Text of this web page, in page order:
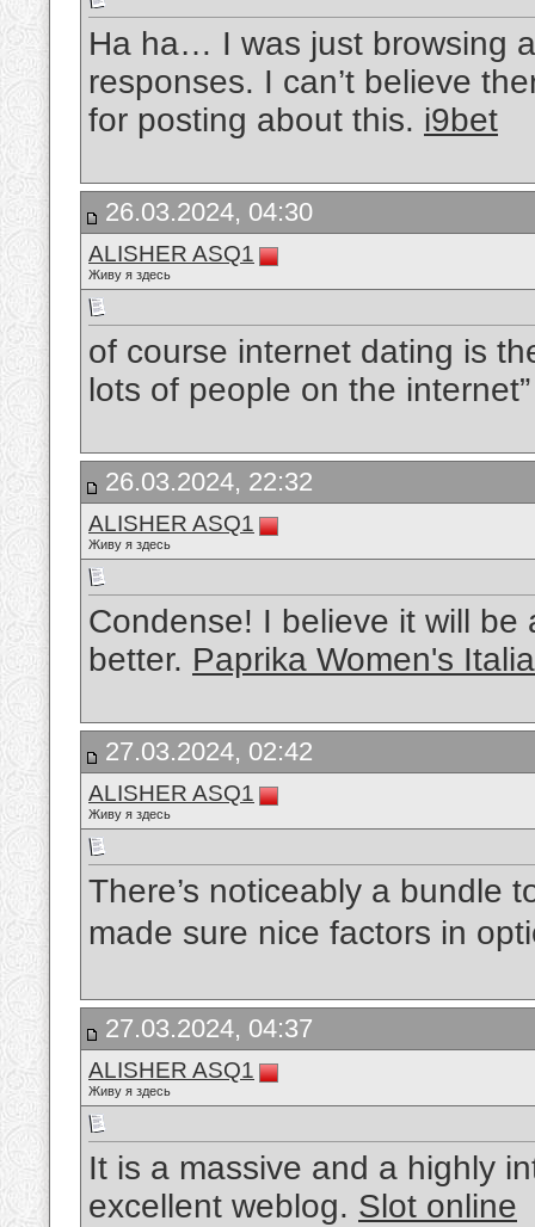
Ha ha… I was just browsing
responses. I can’t believe
for posting about this. i9bet
26.03.2024, 04:30
ALISHER ASQ1
Живу я здесь
of course internet dating is
lots of people on the
26.03.2024, 22:32
ALISHER ASQ1
Живу я здесь
Condense! I believe it will
better. Paprika Women's
27.03.2024, 02:42
ALISHER ASQ1
Живу я здесь
There’s noticeably a bundle
made sure nice factors in
27.03.2024, 04:37
ALISHER ASQ1
Живу я здесь
It is a massive and a highly
excellent weblog. Slot online